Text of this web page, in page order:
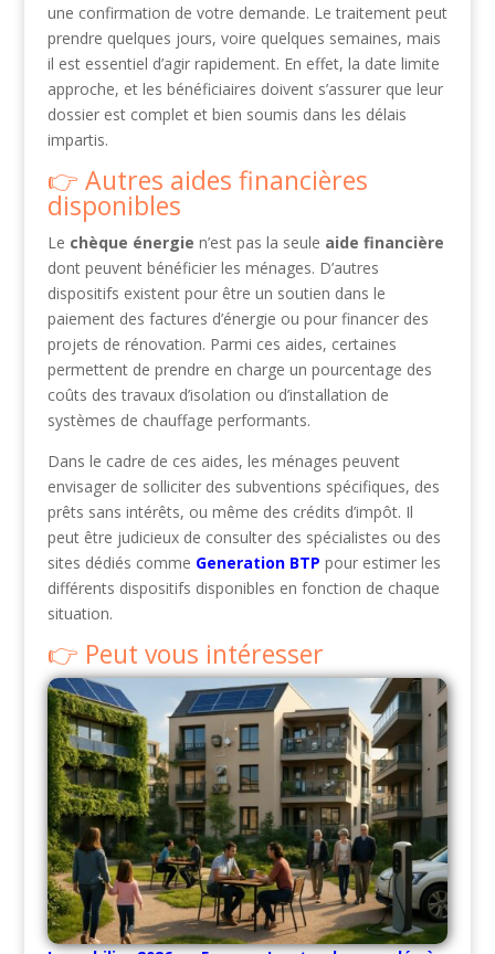
une confirmation de votre demande. Le traitement peut
prendre quelques jours, voire quelques semaines, mais
il est essentiel d’agir rapidement. En effet, la date limite
approche, et les bénéficiaires doivent s’assurer que leur
dossier est complet et bien soumis dans les délais
impartis.
Autres aides financières
disponibles
Le chèque énergie n’est pas la seule aide financière
dont peuvent bénéficier les ménages. D’autres
dispositifs existent pour être un soutien dans le
paiement des factures d’énergie ou pour financer des
projets de rénovation. Parmi ces aides, certaines
permettent de prendre en charge un pourcentage des
coûts des travaux d’isolation ou d’installation de
systèmes de chauffage performants.
Dans le cadre de ces aides, les ménages peuvent
envisager de solliciter des subventions spécifiques, des
prêts sans intérêts, ou même des crédits d’impôt. Il
peut être judicieux de consulter des spécialistes ou des
sites dédiés comme Generation BTP pour estimer les
différents dispositifs disponibles en fonction de chaque
situation.
Peut vous intéresser